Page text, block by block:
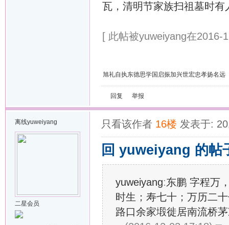
瓦，清明节家族扫祖墓时
[ 此帖被yuweiyang在2016-
旭礼自执东德思学国启振加兴世宏忠孝扬名远
回复 举报
离线yuweiyang
二星会员
只看该作者 16楼 发表于:
回 yuweiyang 的帖
yuweiyang:东鹏 字程万
时生；寿七十；万历二
路口余家塅徙居南流桥